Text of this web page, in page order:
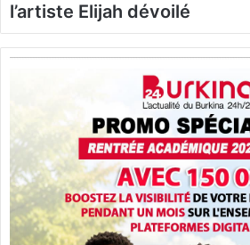
l’artiste Elijah dévoilé